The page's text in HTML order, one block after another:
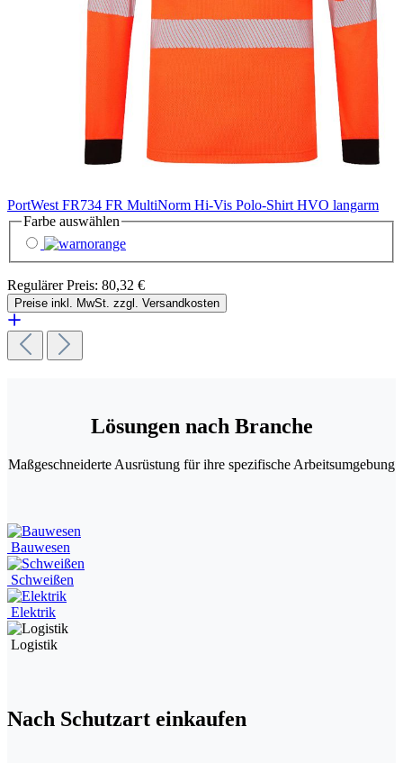
PortWest FR734 FR MultiNorm Hi-Vis Polo-Shirt HVO langarm
Farbe auswählen
Regulärer Preis: 80,32 €
Preise inkl. MwSt. zzgl. Versandkosten
Lösungen nach Branche
Maßgeschneiderte Ausrüstung für ihre spezifische Arbeitsumgebung
Bauwesen
Schweißen
Elektrik
Logistik
Nach Schutzart einkaufen